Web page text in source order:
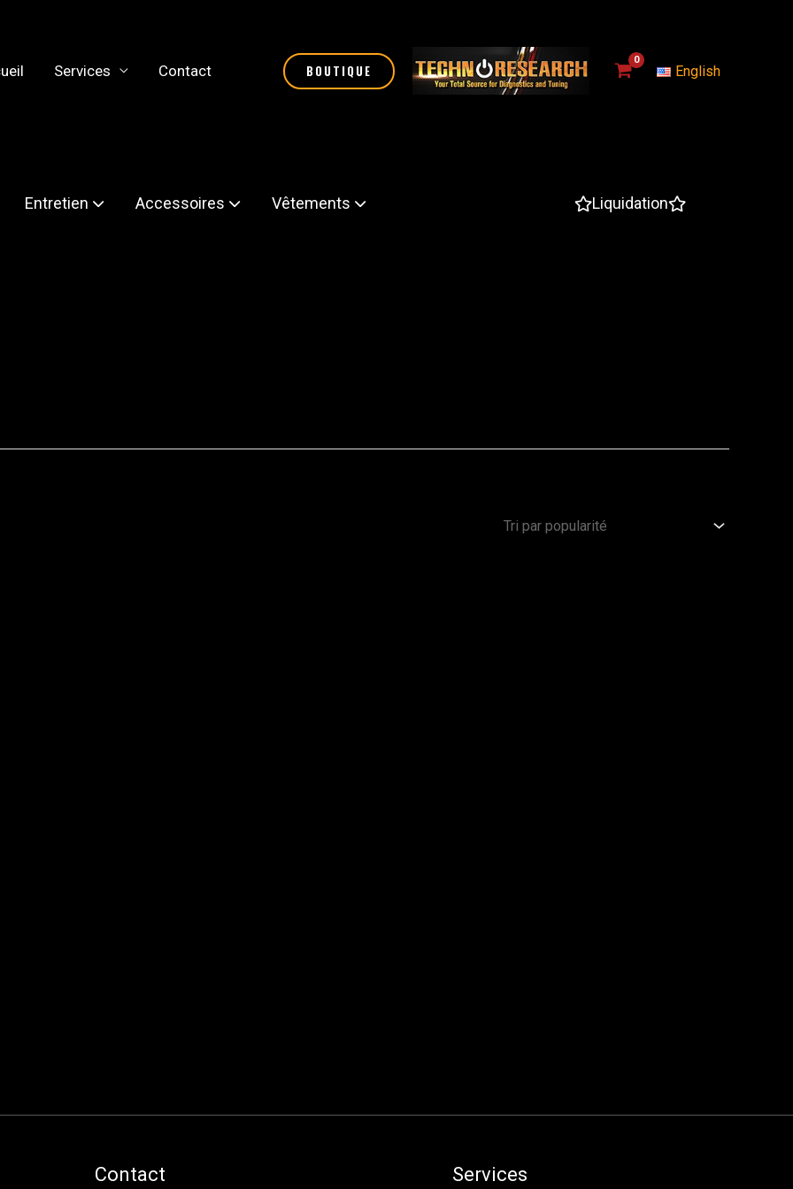
Services Contact BOUTIQUE English
Entretien Accessoires Vêtements Liquidation
Contact Services